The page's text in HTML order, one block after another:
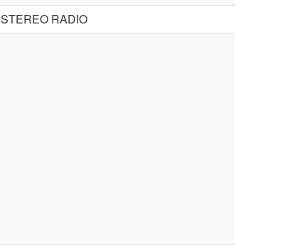
STEREO RADIO